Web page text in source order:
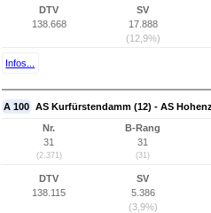
DTV
138.668
SV
17.888
(12,9%)
Infos...
A 100 AS Kurfürstendamm (12) - AS
Nr.
31
(2.371)
B-Rang
31
(31)
DTV
138.115
SV
5.386
(3,9%)